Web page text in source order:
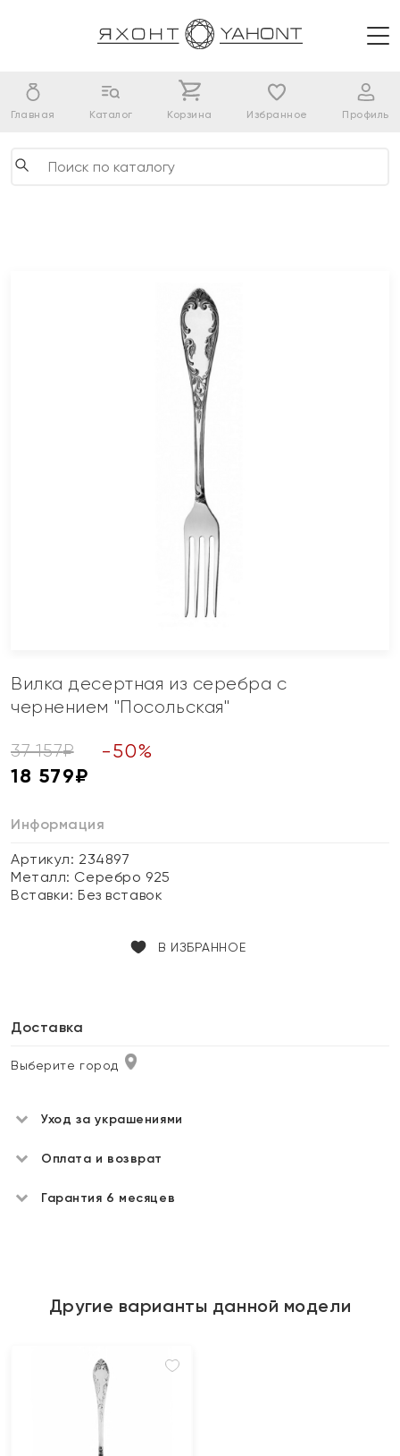
Главная Каталог Корзина Избранное Профиль
Вилка десертная из серебра с
чернением "Посольская"
37 157₽ -50%
18 579₽
Информация
Артикул: 234897
Металл: Серебро 925
Вставки:Без вставок
В ИЗБРАННОЕ
Доставка
Выберите город
Уход за украшениями
Оплата и возврат
Гарантия 6 месяцев
Другие варианты данной модели